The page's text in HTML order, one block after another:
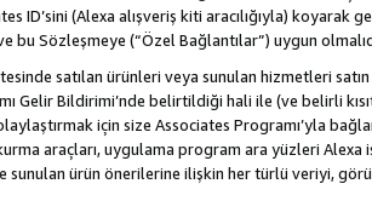
ID’sini (Alexa alışveriş kiti aracılığıyla) koyarak
bu Sözleşmeye (“Özel Bağlantılar”) uygun
satılan ürünleri veya sunulan hizmetleri
Gelir Bildirimi’nde belirtildiği hali ile (ve belirli
için size Associates Programı’yla
araçları, uygulama program ara yüzleri
ürün önerilerine ilişkin her türlü veriyi,